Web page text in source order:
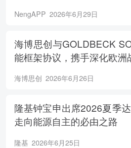
NengAPP 2026年6月29日
海博思创与GOLDBECK
能框架协议，携手深化欧洲
海博思创 2026年6月26日
隆基钟宝申出席2026夏季
走向能源自主的必由之路
隆基 2026年6月25日